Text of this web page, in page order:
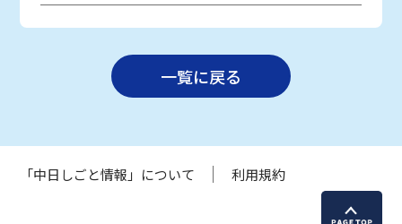
一覧に戻る
「中日しごと情報」について 利用規約